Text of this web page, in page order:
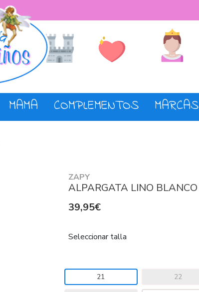
MAMA COMPLEMENTOS MARCAS
ZAPY
ALPARGATA LINO BLANCO
39,95€
Seleccionar talla
21 22